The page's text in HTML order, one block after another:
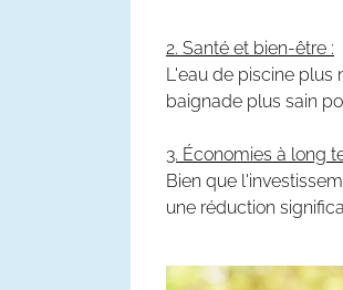
2. Santé et bien-être :
L'eau de piscine plus
baignade plus sain
3. Économies à long
Bien que
une réduction